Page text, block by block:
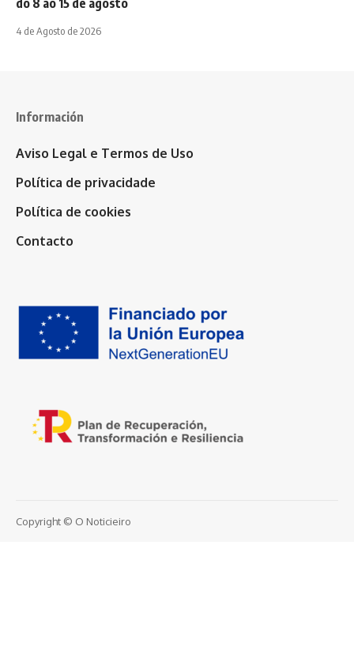
4 de Agosto de 2026
Información
Aviso Legal e Termos de Uso
Política de privacidade
Política de cookies
Contacto
Copyright © O Noticieiro